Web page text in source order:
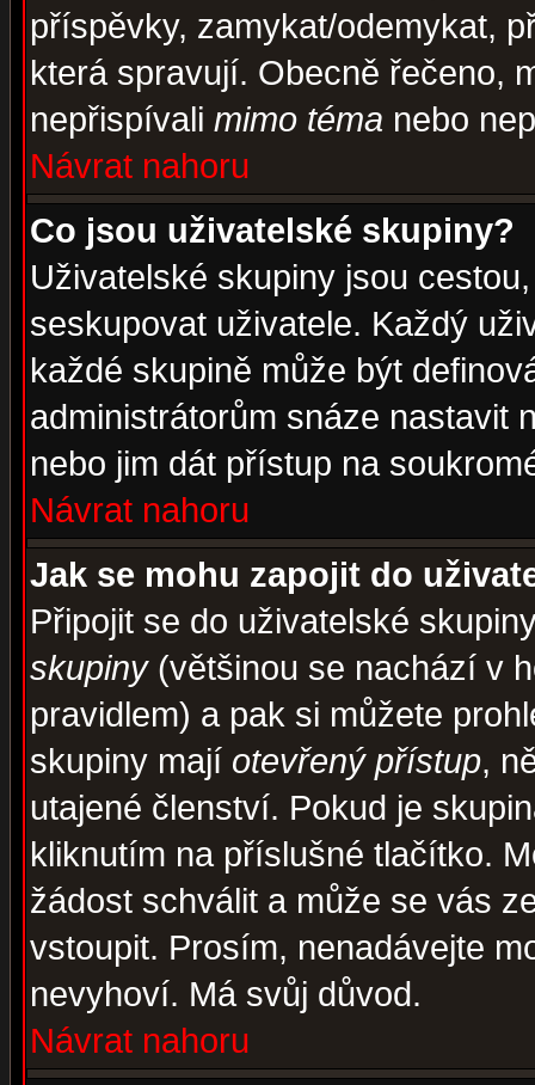
příspěvky, zamykat/odemykat,
která spravují. Obecně řečeno,
nepřispívali mimo téma nebo
Návrat nahoru
Co jsou uživatelské skupiny?
Uživatelské skupiny jsou
seskupovat uživatele. Každý
každé skupině může být
administrátorům snáze nastavit
nebo jim dát přístup na
Návrat nahoru
Jak se mohu zapojit do
Připojit se do uživatelské
skupiny(většinou se nachází v
pravidlem) a pak si můžete
skupiny mají otevřený přístup,
utajené členství. Pokud je
kliknutím na příslušné tlačítko.
žádost schválit a může se vás
vstoupit. Prosím, nenadávejte
nevyhoví. Má svůj důvod.
Návrat nahoru